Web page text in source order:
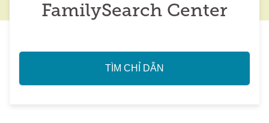
FamilySearch Center
TÌM CHỈ DẪN